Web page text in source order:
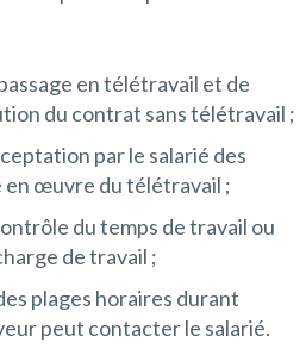
en télétravail et de
du contrat sans télétravail ;
par le salarié des
en œuvre du télétravail ;
du temps de travail ou
de travail ;
plages horaires durant
peut contacter le salarié.